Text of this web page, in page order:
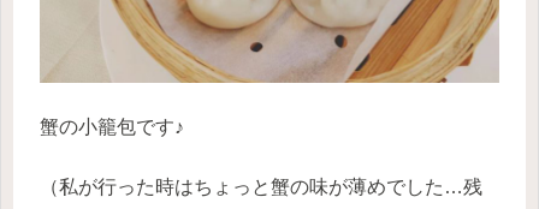
蟹の小籠包です♪
（私が行った時はちょっと蟹の味が薄めでした…残